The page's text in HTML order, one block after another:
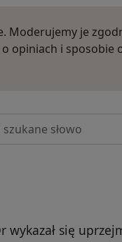
Moderujemy je
opiniach i sposobie
opiniach
wykazał się